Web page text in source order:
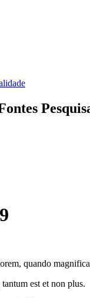
quando
est et non plus.